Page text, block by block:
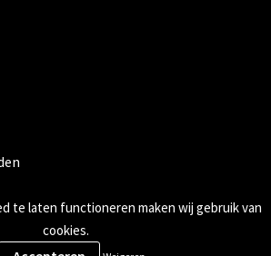
te laten functioneren maken wij gebruik van
cookies.